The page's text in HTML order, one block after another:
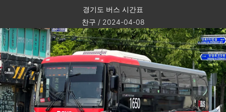
경기도 버스 시간표
찬구 / 2024-04-08